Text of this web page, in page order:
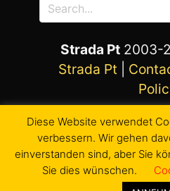
Diese Website verwendet
verbessern. Wir gehen
einverstanden sind, aber Sie
Sie dies wünschen.
Strada Pt 2003-
Strada Pt